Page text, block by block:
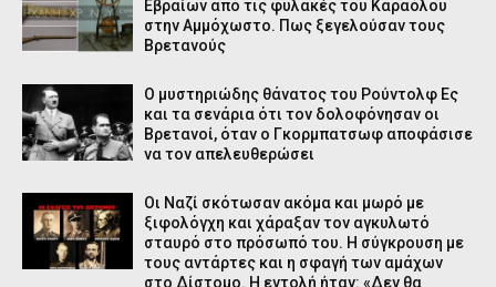
Εβραίων από τις φυλακές του Καραόλου
στην Αμμόχωστο. Πως ξεγελούσαν τους
Βρετανούς
Ο μυστηριώδης θάνατος του Ρούντολφ Ες
και τα σενάρια ότι τον δολοφόνησαν οι
Bρετανοί, όταν ο Γκορμπατσωφ αποφάσισε
να τον απελευθερώσει
Οι Ναζί σκότωσαν ακόμα και μωρό με
ξιφολόγχη και χάραξαν τον αγκυλωτό
σταυρό στο πρόσωπό του. Η σύγκρουση με
τους αντάρτες και η σφαγή των αμάχων
στο Δίστομο. Η εντολή ήταν: «Δεν θα